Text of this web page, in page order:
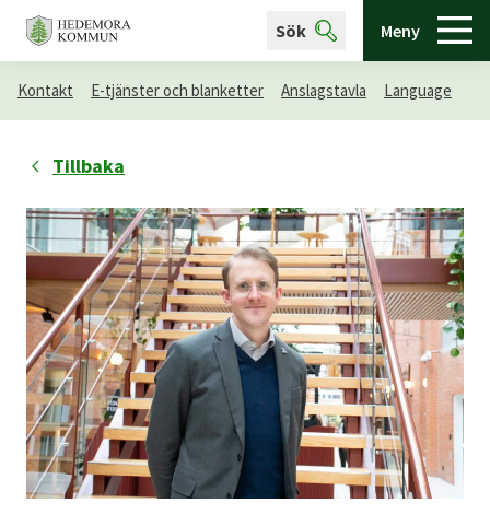
Sök Meny
Kontakt E-tjänster och blanketter Anslagstavla Language
Tillbaka